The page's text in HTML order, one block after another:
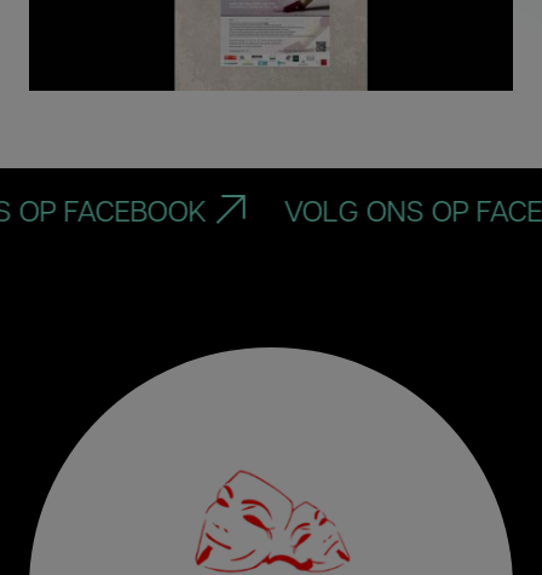
FACEBOOK VOLG ONS OP